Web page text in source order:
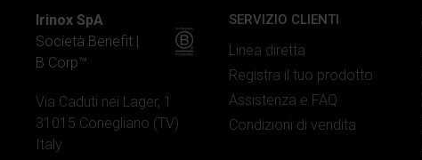
Irinox SpA
Società Benefit |
B Corp™
Via Caduti nei Lager, 1
31015 Conegliano (TV)
Italy
SERVIZIO CLIENTI
Linea diretta
Registra il tuo prodotto
Assistenza e FAQ
Condizioni di vendita